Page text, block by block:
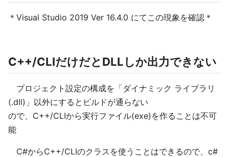
＊Visual Studio 2019 Ver 16.4.0 にてこの現象を確認＊
C++/CLIだけだとDLLしか出力できない
プロジェクト設定の構成を「ダイナミック ライブラリ
(.dll)」以外にするとビルドが通らない
ので、C++/CLIから実行ファイル(exe)を作ることは不可
能
C#からC++/CLIのクラスを使うことはできるので、c#